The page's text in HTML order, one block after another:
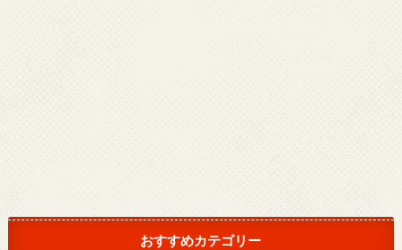
おすすめカテゴリー